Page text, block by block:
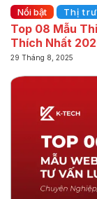
Nổi bật Thị
Top 08 Mẫu
Thích Nhất
29 Tháng 8, 2025